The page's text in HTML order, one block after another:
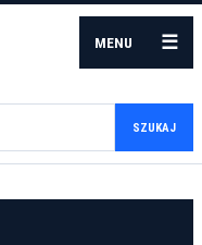
MENU ☰
SZUKAJ